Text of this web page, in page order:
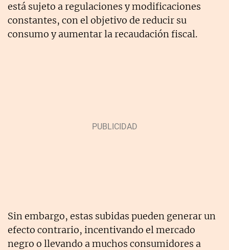
está sujeto a regulaciones y modificaciones
constantes, con el objetivo de reducir su
consumo y aumentar la recaudación fiscal.
Sin embargo, estas subidas pueden generar un
efecto contrario, incentivando el mercado
negro o llevando a muchos consumidores a